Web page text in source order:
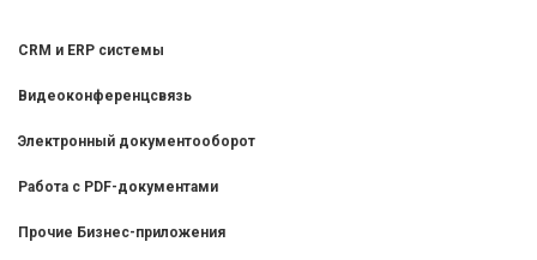
CRM и ERP системы
Видеоконференцсвязь
Электронный документооборот
Работа с PDF-документами
Прочие Бизнес-приложения